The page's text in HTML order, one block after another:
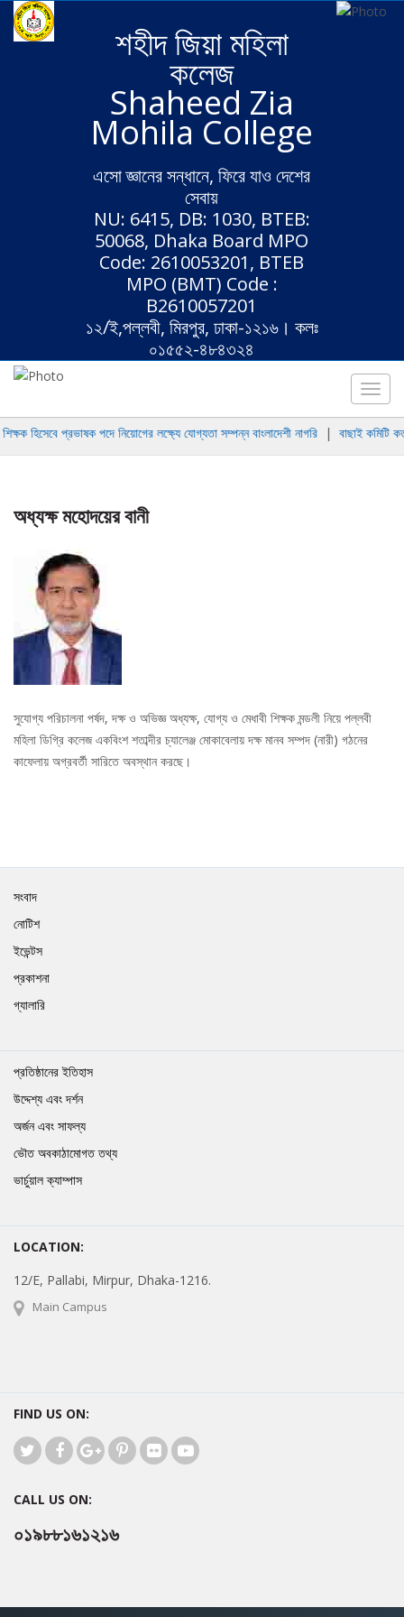
শহীদ জিয়া মহিলা
কলেজ
Shaheed Zia
Mohila College
এসো জ্ঞানের সন্ধানে, ফিরে যাও দেশের
সেবায়
NU: 6415, DB: 1030, BTEB:
50068, Dhaka Board MPO
Code: 2610053201, BTEB
MPO (BMT) Code :
B2610057201
১২/ই,পল্লবী, মিরপুর, ঢাকা-১২১৬। কলঃ
০১৫৫২-৪৮৪৩২৪
হিসেবে প্রভাষক পদে নিয়োগের লক্ষ্যে যোগ্যতা সম্পন্ন বাংলাদেশী নাগরি| বাছাই কমিটি
অধ্যক্ষ মহোদয়ের বানী
সুযোগ্য পরিচালনা পর্ষদ, দক্ষ ও অভিজ্ঞ অধ্যক্ষ, যোগ্য ও মেধাবী শিক্ষক মন্ডলী নিয়ে পল্লবী
মহিলা ডিগ্রি কলেজ একবিংশ শতাব্দীর চ্যালেঞ্জ মোকাবেলায় দক্ষ মানব সম্পদ (নারী) গঠনের
কাফেলায় অগ্রবর্তী সারিতে অবস্থান করছে।
সংবাদ
নোটিশ
ইভেন্টস
প্রকাশনা
গ্যালারি
প্রতিষ্ঠানের ইতিহাস
উদ্দেশ্য এবং দর্শন
অর্জন এবং সাফল্য
ভৌত অবকাঠামোগত তথ্য
ভার্চুয়াল ক্যাম্পাস
LOCATION:
12/E, Pallabi, Mirpur, Dhaka-1216.
Main Campus
FIND US ON:
CALL US ON:
০১৯৮৮১৬১২১৬